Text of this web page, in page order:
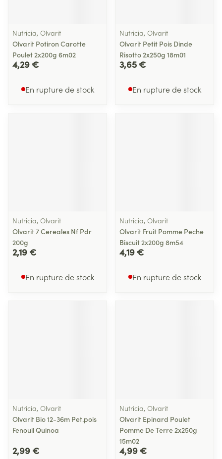
Nutricia, Olvarit
Olvarit Potiron Carotte
Poulet 2x200g 6m02
4,29 €
En rupture de stock
Nutricia, Olvarit
Olvarit Petit Pois Dinde
Risotto 2x250g 18m01
3,65 €
En rupture de stock
Nutricia, Olvarit
Olvarit 7 Cereales Nf Pdr
200g
2,19 €
En rupture de stock
Nutricia, Olvarit
Olvarit Fruit Pomme Peche
Biscuit 2x200g 8m54
4,19 €
En rupture de stock
Nutricia, Olvarit
Olvarit Bio 12-36m Pet.pois
Fenouil Quinoa
2,99 €
Nutricia, Olvarit
Olvarit Epinard Poulet
Pomme De Terre 2x250g
15m02
4,99 €